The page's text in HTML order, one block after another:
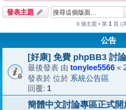
發表主題
0 個主題 • 第 1 頁 (
公告
[好康] 免費 phpBB3 討
最後發表 由 tonylee5566 «
發表於 位於 系統公告區
回覆: 1
簡體中文討論專區正式開